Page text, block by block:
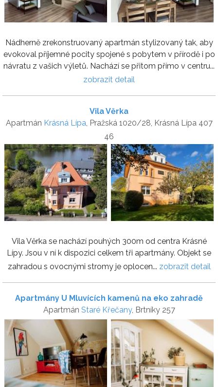
Nádherně zrekonstruovaný apartmán stylizovaný tak, aby
evokoval příjemné pocity spojené s pobytem v přírodě i po
návratu z vašich výletů. Nachází se přitom přímo v centru...
zobrazit detail
Vila Věrka
Apartmán Krásná Lípa, Pražská 1020/28, Krásná Lípa 407
46
Vila Věrka se nachází pouhých 300m od centra Krásné
Lípy. Jsou v ní k dispozici celkem tři apartmány. Objekt se
zahradou s ovocnými stromy je oplocen... zobrazit detail
Apartmány U Mluvících kamenů na eko zahradě
Apartmán Staré Křečany, Brtníky 257